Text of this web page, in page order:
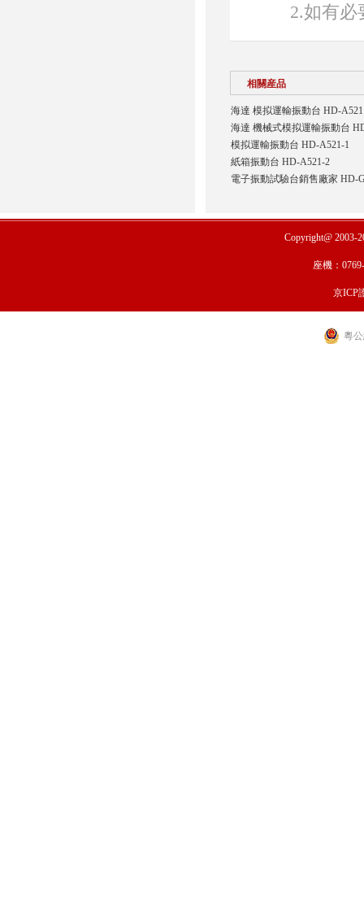
2.如有
相關産品
海達 模拟運輸振動台 HD-A521
海達 機械式模拟運輸振動台
模拟運輸振動台 HD-A521-1
紙箱振動台 HD-A521-2
電子振動試驗台銷售廠家 HD-
Copyright@ 2003-
座機：
京ICP
粵公